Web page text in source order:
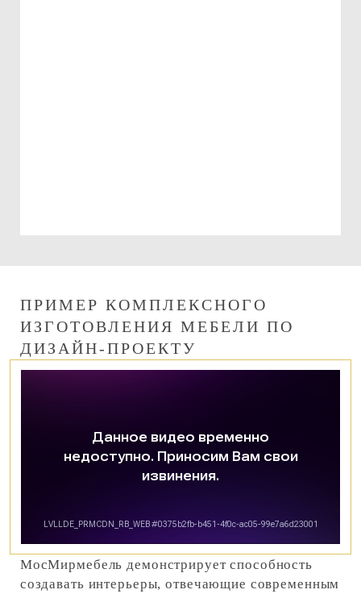
ПРИМЕР КОМПЛЕКСНОГО
ИЗГОТОВЛЕНИЯ МЕБЕЛИ ПО
ДИЗАЙН-ПРОЕКТУ
МосМирмебель демонстрирует способность
создавать интерьеры, отвечающие современным